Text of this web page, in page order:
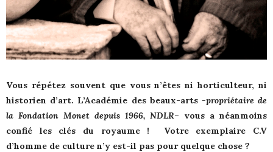
Vous répétez souvent que vous n’êtes ni horticulteur, ni
historien d’art. L’Académie des beaux-arts -propriétaire de
la Fondation Monet depuis 1966, NDLR– vous a néanmoins
confié les clés du royaume !
Votre exemplaire C.V
d’homme de culture n’y est-il pas pour quelque chose ?